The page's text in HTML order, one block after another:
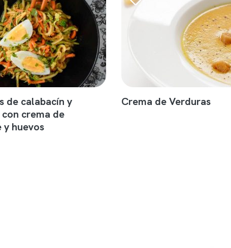
de calabacín y
crema de
y huevos
Crema de Verduras